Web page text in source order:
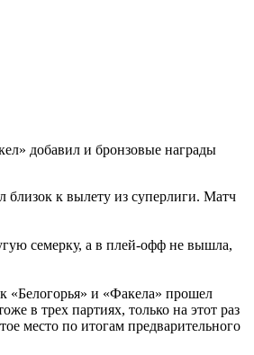
добавил и бронзовые награды
близок к вылету из суперлиги. Матч
семерку, а в плей-офф не вышла,
«Белогорья» и «Факела» прошел
в трех партиях, только на этот раз
место по итогам предварительного